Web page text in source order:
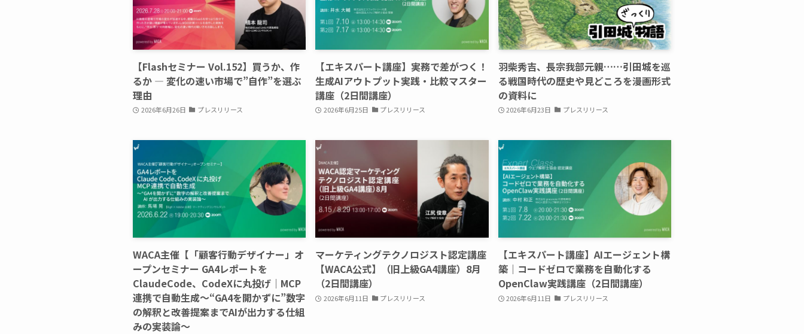
【Flashセミナー Vol.152】買うか、作
るか ― 変化の速い市場で”自作”を選ぶ
理由
2026年6月26日 プレスリリース
【エキスパート講座】実務で差がつく！
生成AIアウトプット実践・比較マスター
講座（2日間講座）
2026年6月25日 プレスリリース
羽柴秀吉、長宗我部元親……引田城を巡
る戦国時代の歴史や見どころを漫画形式
の資料に
2026年6月23日 プレスリリース
WACA主催【「顧客行動デザイナー」オ
ープンセミナー GA4レポートを
ClaudeCode、CodeXに丸投げ｜MCP
連携で自動生成〜“GA4を開かずに”数字
の解釈と改善提案までAIが出力する仕組
みの実装論〜
マーケティングテクノロジスト認定講座
【WACA公式】（旧上級GA4講座）8月
（2日間講座）
2026年6月11日 プレスリリース
【エキスパート講座】AIエージェント構
築｜コードゼロで業務を自動化する
OpenClaw実践講座（2日間講座）
2026年6月11日 プレスリリース